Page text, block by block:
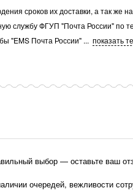
сроков их доставки, а так же
службу ФГУП "Почта России" по
"EMS Почта России" ... показать
выбор — оставьте
очередей, вежливости